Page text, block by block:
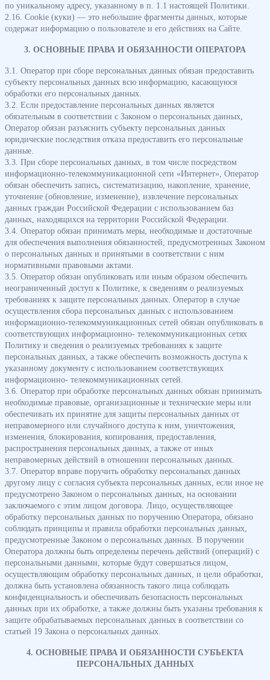
по уникальному адресу, указанному в п. 1.1 настоящей Политики.
2.16. Cookie (куки) — это небольшие фрагменты данных, которые
содержат информацию о пользователе и его действиях на Сайте.
3. ОСНОВНЫЕ ПРАВА И ОБЯЗАННОСТИ ОПЕРАТОРА
3.1. Оператор при сборе персональных данных обязан предоставить
субъекту персональных данных всю информацию, касающуюся
обработки его персональных данных.
3.2. Если предоставление персональных данных является
обязательным в соответствии с Законом о персональных данных,
Оператор обязан разъяснить субъекту персональных данных
юридические последствия отказа предоставить его персональные
данные.
3.3. При сборе персональных данных, в том числе посредством
информационно-телекоммуникационной сети «Интернет», Оператор
обязан обеспечить запись, систематизацию, накопление, хранение,
уточнение (обновление, изменение), извлечение персональных
данных граждан Российской Федерации с использованием баз
данных, находящихся на территории Российской Федерации.
3.4. Оператор обязан принимать меры, необходимые и достаточные
для обеспечения выполнения обязанностей, предусмотренных Законом
о персональных данных и принятыми в соответствии с ним
нормативными правовыми актами.
3.5. Оператор обязан опубликовать или иным образом обеспечить
неограниченный доступ к Политике, к сведениям о реализуемых
требованиях к защите персональных данных. Оператор в случае
осуществления сбора персональных данных с использованием
информационно-телекоммуникационных сетей обязан опубликовать в
соответствующих информационно- телекоммуникационных сетях
Политику и сведения о реализуемых требованиях к защите
персональных данных, а также обеспечить возможность доступа к
указанному документу с использованием соответствующих
информационно- телекоммуникационных сетей.
3.6. Оператор при обработке персональных данных обязан принимать
необходимые правовые, организационные и технические меры или
обеспечивать их принятие для защиты персональных данных от
неправомерного или случайного доступа к ним, уничтожения,
изменения, блокирования, копирования, предоставления,
распространения персональных данных, а также от иных
неправомерных действий в отношении персональных данных.
3.7. Оператор вправе поручить обработку персональных данных
другому лицу с согласия субъекта персональных данных, если иное не
предусмотрено Законом о персональных данных, на основании
заключаемого с этим лицом договора. Лицо, осуществляющее
обработку персональных данных по поручению Оператора, обязано
соблюдать принципы и правила обработки персональных данных,
предусмотренные Законом о персональных данных. В поручении
Оператора должны быть определены перечень действий (операций) с
персональными данными, которые будут совершаться лицом,
осуществляющим обработку персональных данных, и цели обработки,
должна быть установлена обязанность такого лица соблюдать
конфиденциальность и обеспечивать безопасность персональных
данных при их обработке, а также должны быть указаны требования к
защите обрабатываемых персональных данных в соответствии со
статьей 19 Закона о персональных данных.
4. ОСНОВНЫЕ ПРАВА И ОБЯЗАННОСТИ СУБЪЕКТА
ПЕРСОНАЛЬНЫХ ДАННЫХ